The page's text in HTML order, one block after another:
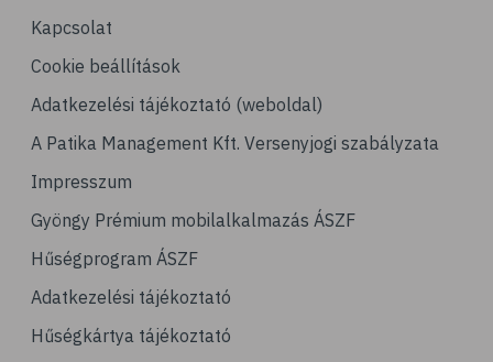
# leégés
# szolárium
# köröm
# körömápolás
# fertőtlenítés
# méz
# jód
Kapcsolat
Cookie beállítások
Adatkezelési tájékoztató (weboldal)
A Patika Management Kft. Versenyjogi szabályzata
Impresszum
Gyöngy Prémium mobilalkalmazás ÁSZF
Hűségprogram ÁSZF
Adatkezelési tájékoztató
Hűségkártya tájékoztató